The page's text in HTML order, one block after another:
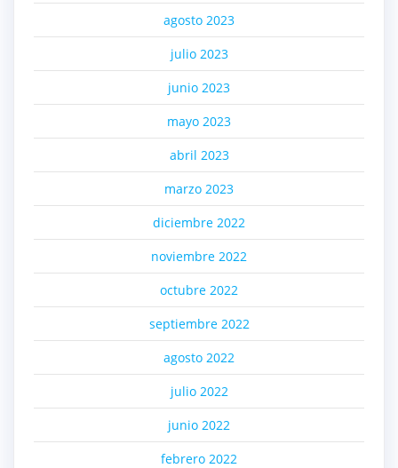
agosto 2023
julio 2023
junio 2023
mayo 2023
abril 2023
marzo 2023
diciembre 2022
noviembre 2022
octubre 2022
septiembre 2022
agosto 2022
julio 2022
junio 2022
febrero 2022